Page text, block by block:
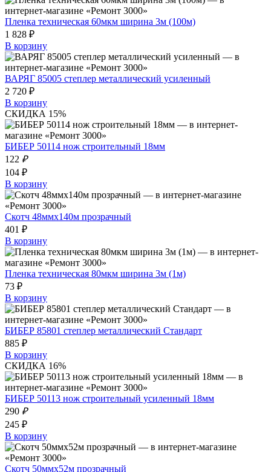
Пленка техническая 60мкм ширина 3м (100м)
1 828 ₽
В корзину
ВАРЯГ 85005 степлер металлический усиленный
2 720 ₽
В корзину
СКИДКА 15%
БИБЕР 50114 нож строительный 18мм
122 ₽
104 ₽
В корзину
Скотч 48ммх140м прозрачный
401 ₽
В корзину
Пленка техническая 80мкм ширина 3м (1м)
73 ₽
В корзину
БИБЕР 85801 степлер металлический Стандарт
885 ₽
В корзину
СКИДКА 16%
БИБЕР 50113 нож строительный усиленный 18мм
290 ₽
245 ₽
В корзину
Скотч 50ммх52м прозрачный